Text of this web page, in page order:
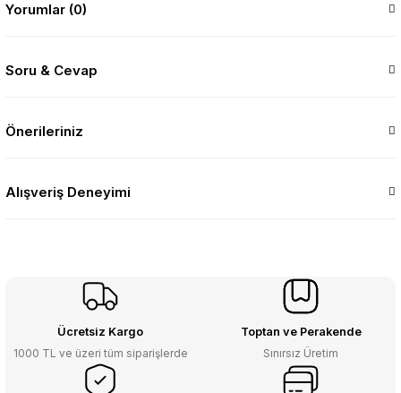
Yorumlar (0)
Soru & Cevap
Önerileriniz
Alışveriş Deneyimi
Ücretsiz Kargo
1000 TL ve üzeri tüm siparişlerde
Toptan ve Perakende
Sınırsız Üretim